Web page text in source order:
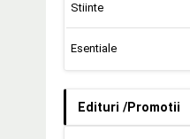
Stiinte
Esentiale
Edituri /Promotii